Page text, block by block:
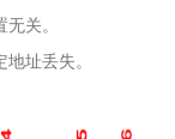
关。
址丢失。